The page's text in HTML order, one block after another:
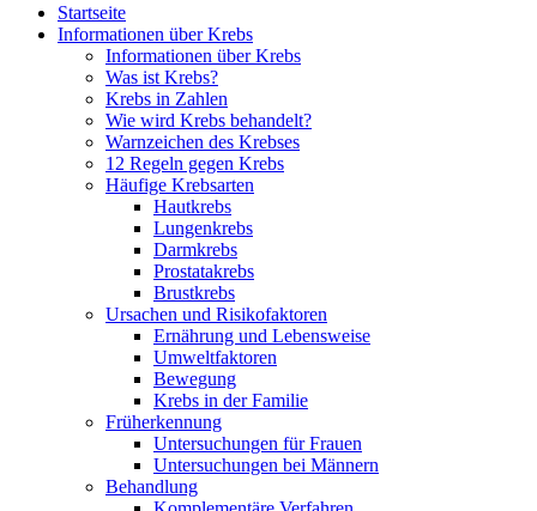
Startseite
Informationen über Krebs
Informationen über Krebs
Was ist Krebs?
Krebs in Zahlen
Wie wird Krebs behandelt?
Warnzeichen des Krebses
12 Regeln gegen Krebs
Häufige Krebsarten
Hautkrebs
Lungenkrebs
Darmkrebs
Prostatakrebs
Brustkrebs
Ursachen und Risikofaktoren
Ernährung und Lebensweise
Umweltfaktoren
Bewegung
Krebs in der Familie
Früherkennung
Untersuchungen für Frauen
Untersuchungen bei Männern
Behandlung